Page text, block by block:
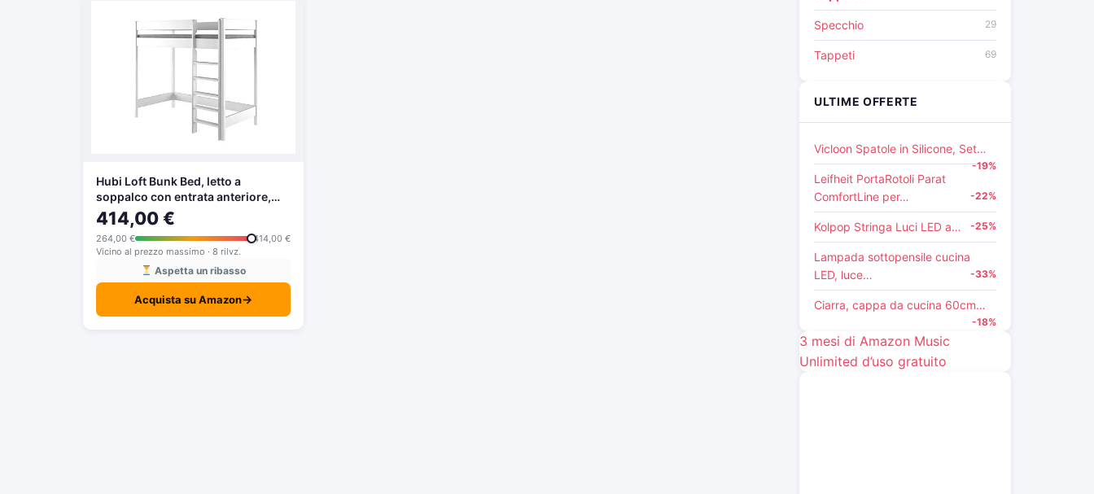
Hubi Loft Bunk Bed, letto a
soppalco con entrata anteriore,
Legno, White, 180x80x160
414,00 €
264,00 €
414,00 €
Vicino al prezzo massimo · 8 rilvz.
Aspetta un ribasso
Acquista su Amazon→
Specchio 29
Tappeti 69
ULTIME OFFERTE
Vicloon Spatole in Silicone, Set…
-19%
Leifheit PortaRotoli Parat
ComfortLine per…
-22%
Kolpop Stringa Luci LED a… -25%
Lampada sottopensile cucina
LED, luce…
-33%
Ciarra, cappa da cucina 60cm…
-18%
3 mesi di Amazon Music
Unlimited d’uso gratuito